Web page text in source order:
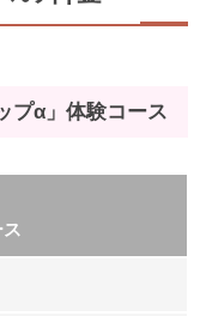
プα」体験コース